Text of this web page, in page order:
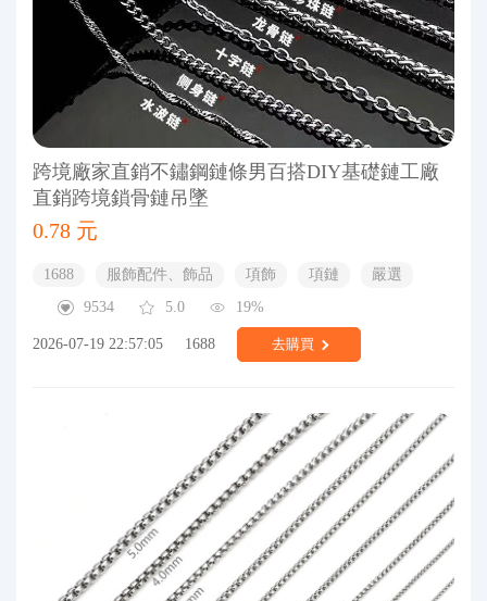
跨境廠家直銷不鏽鋼鏈條男百搭DIY基礎鏈工廠
直銷跨境鎖骨鏈吊墜
0.78 元
1688 服飾配件、飾品 項飾 項鏈
嚴選
9534
5.0 19%
2026-07-19 22:57:05 1688 去購買